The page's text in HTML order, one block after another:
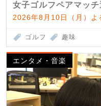
女子ゴルフペアマッチ
2026年8月10日（月）
ゴルフ 趣味
エンタメ・音楽